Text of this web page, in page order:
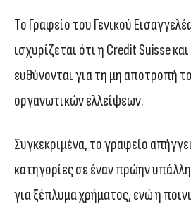
Το Γραφείο του Γενικού
ισχυρίζεται ότι η Credit Suisse
ευθύνονται για τη μη αποτροπή
οργανωτικών ελλείψεων.
Συγκεκριμένα, το γραφείο
κατηγορίες σε έναν πρώην
για ξέπλυμα χρήματος, ενώ η